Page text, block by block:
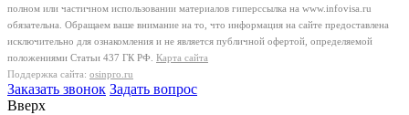
полном или частичном использовании материалов гиперссылка на www.infovisa.ru
обязательна. Обращаем ваше внимание на то, что информация на сайте предоставлена
исключительно для ознакомления и не является публичной офертой, определяемой
положениями Статьи 437 ГК РФ. Карта сайта
Поддержка сайта: osinpro.ru
Заказать звонок Задать вопрос
Вверх